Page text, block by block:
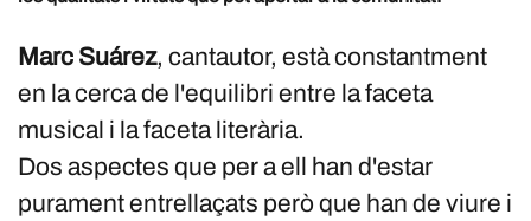
Marc Suárez, cantautor, està constantment
en la cerca de l'equilibri entre la faceta
musical i la faceta literària.
Dos aspectes que per a ell han d'estar
purament entrellaçats però que han de viure i